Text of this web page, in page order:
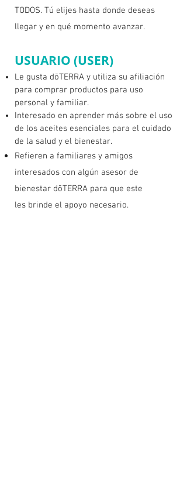
TODOS. Tú elijes hasta donde deseas
llegar y en qué momento avanzar.
USUARIO (USER)
Le gusta dōTERRA y utiliza su afiliación
para comprar productos para uso
personal y familiar.
Interesado en aprender más sobre el uso
de los aceites esenciales para el cuidado
de la salud y el bienestar.
Refieren a familiares y amigos
interesados con algún asesor de
bienestar dōTERRA para que este
les brinde el apoyo necesario.